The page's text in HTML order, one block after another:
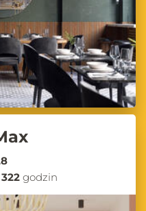
322 godzin